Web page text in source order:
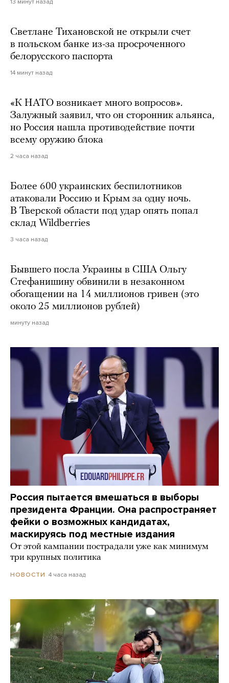
Светлане Тихановской не открыли счет
в польском банке из-за просроченного
белорусского паспорта
14 минут назад
«К НАТО возникает много вопросов».
Залужный заявил, что он сторонник альянса,
но Россия нашла противодействие почти
всему оружию блока
2 часа назад
Более 600 украинских беспилотников
атаковали Россию и Крым за одну ночь.
В Тверской области под удар опять попал
склад Wildberries
3 часа назад
Бывшего посла Украины в США Ольгу
Стефанишину обвинили в незаконном
обогащении на 14 миллионов гривен (это
около 25 миллионов рублей)
минуту назад
Россия пытается вмешаться в выборы
президента Франции. Она распространяет
фейки о возможных кандидатах,
маскируясь под местные издания
От этой кампании пострадали уже как минимум
три крупных политика
НОВОСТИ 4 часа назад